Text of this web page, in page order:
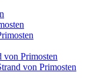
von Primosten
von Primosten